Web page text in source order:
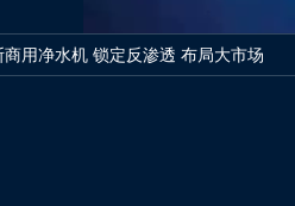
商用净水机 锁定反渗透 布局大市场